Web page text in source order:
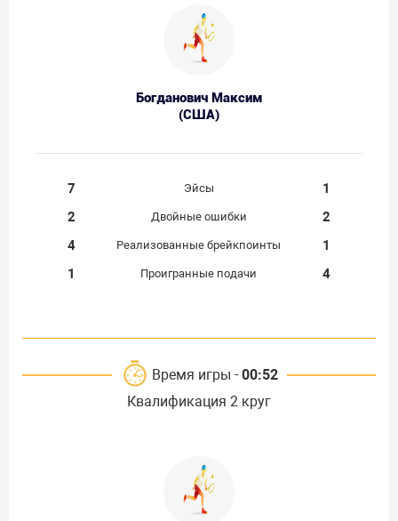
Богданович Максим
(США)
7 Эйсы
1
2
Двойные ошибки
2
4
Реализованные брейкпоинты
1
1
Проигранные подачи 4
Время игры - 00:52
Квалификация 2 круг